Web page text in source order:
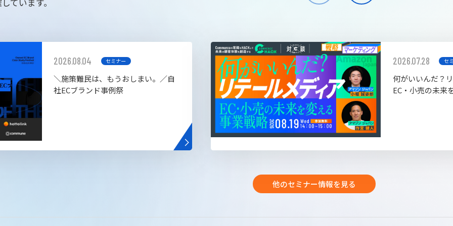
ています。
2026.08.04 セミナー
＼施策難民は、もうおしまい。／自
社ECブランド事例祭
2026.07.28 セ
何がいいんだ？
EC・小売の未来
他のセミナー情報を見る